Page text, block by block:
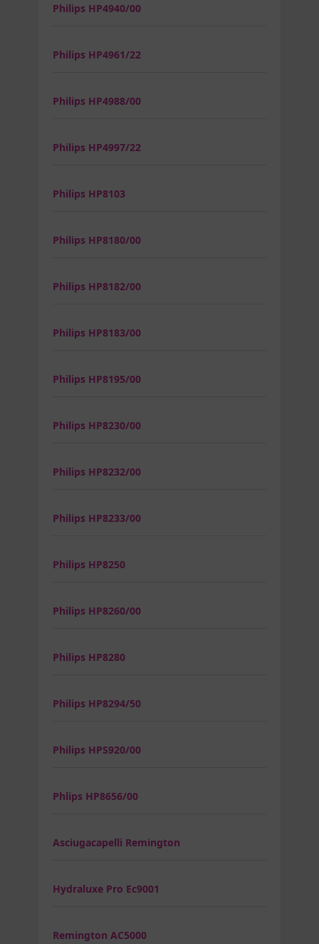
Philips HP4940/00
Philips HP4961/22
Philips HP4988/00
Philips HP4997/22
Philips HP8103
Philips HP8180/00
Philips HP8182/00
Philips HP8183/00
Philips HP8195/00
Philips HP8230/00
Philips HP8232/00
Philips HP8233/00
Philips HP8250
Philips HP8260/00
Philips HP8280
Philips HP8294/50
Philips HPS920/00
Phlips HP8656/00
Asciugacapelli Remington
Hydraluxe Pro Ec9001
Remington AC5000